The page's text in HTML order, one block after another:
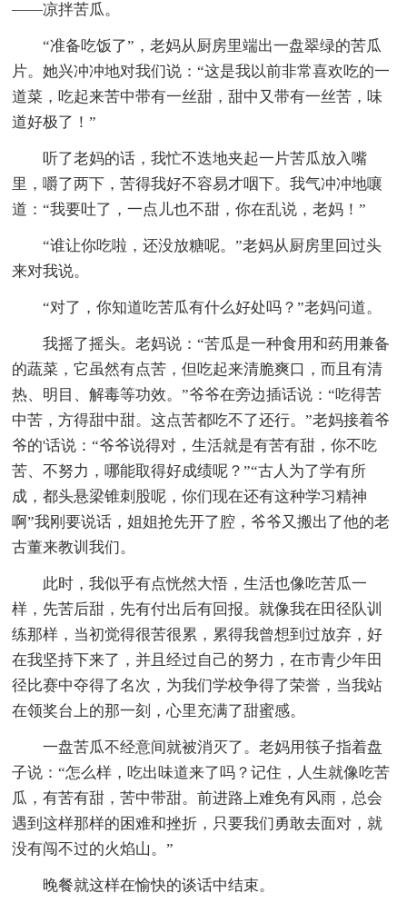
——凉拌苦瓜。
“准备吃饭了”，老妈从厨房里端出一盘翠绿的苦瓜
片。她兴冲冲地对我们说：“这是我以前非常喜欢吃的一
道菜，吃起来苦中带有一丝甜，甜中又带有一丝苦，味
道好极了！”
听了老妈的话，我忙不迭地夹起一片苦瓜放入嘴
里，嚼了两下，苦得我好不容易才咽下。我气冲冲地嚷
道：“我要吐了，一点儿也不甜，你在乱说，老妈！”
“谁让你吃啦，还没放糖呢。”老妈从厨房里回过头
来对我说。
“对了，你知道吃苦瓜有什么好处吗？”老妈问道。
我摇了摇头。老妈说：“苦瓜是一种食用和药用兼备
的蔬菜，它虽然有点苦，但吃起来清脆爽口，而且有清
热、明目、解毒等功效。”爷爷在旁边插话说：“吃得苦
中苦，方得甜中甜。这点苦都吃不了还行。”老妈接着爷
爷的'话说：“爷爷说得对，生活就是有苦有甜，你不吃
苦、不努力，哪能取得好成绩呢？”“古人为了学有所
成，都头悬梁锥刺股呢，你们现在还有这种学习精神
啊”我刚要说话，姐姐抢先开了腔，爷爷又搬出了他的老
古董来教训我们。
此时，我似乎有点恍然大悟，生活也像吃苦瓜一
样，先苦后甜，先有付出后有回报。就像我在田径队训
练那样，当初觉得很苦很累，累得我曾想到过放弃，好
在我坚持下来了，并且经过自己的努力，在市青少年田
径比赛中夺得了名次，为我们学校争得了荣誉，当我站
在领奖台上的那一刻，心里充满了甜蜜感。
一盘苦瓜不经意间就被消灭了。老妈用筷子指着盘
子说：“怎么样，吃出味道来了吗？记住，人生就像吃苦
瓜，有苦有甜，苦中带甜。前进路上难免有风雨，总会
遇到这样那样的困难和挫折，只要我们勇敢去面对，就
没有闯不过的火焰山。”
晚餐就这样在愉快的谈话中结束。